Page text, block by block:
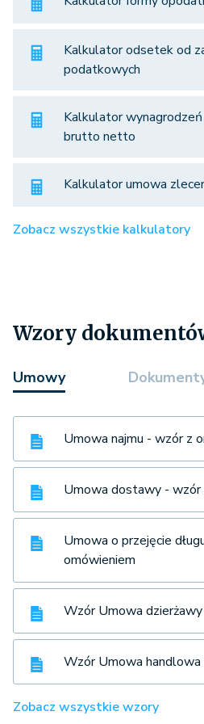
Kalkulator odsetek od
podatkowych
Kalkulator
brutto netto
Kalkulator umowa
Zobacz wszystkie kalkulatory
Wzory
Umowy
Umowa najmu - wzór z
Umowa dostawy - wzór
Umowa o przejęcie
omówieniem
Wzór Umowa
Wzór Umowa handlowa
Zobacz wszystkie wzory